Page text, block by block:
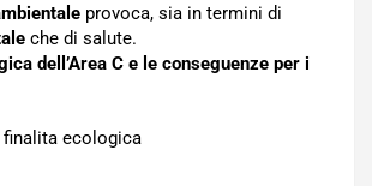
provoca, sia in termini di
che di salute.
dell’Area C e le conseguenze per i